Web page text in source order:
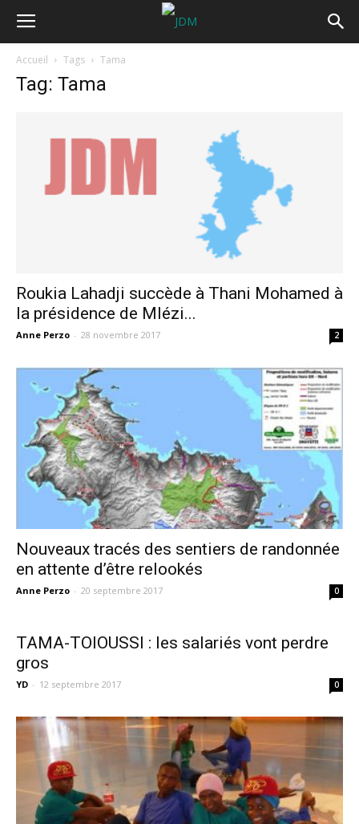
Accueil Tags Tama
Tag: Tama
Roukia Lahadji succède à Thani Mohamed à
la présidence de Mlézi...
Anne Perzo - 28 novembre 2017 2
Nouveaux tracés des sentiers de randonnée
en attente d’être relookés
Anne Perzo - 20 septembre 2017 0
TAMA-TOIOUSSI : les salariés vont perdre
gros
YD - 12 septembre 2017 0